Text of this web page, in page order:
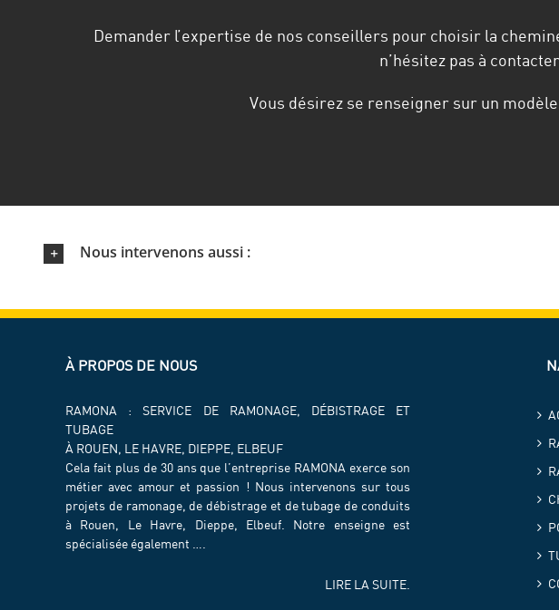
Demander l’expertise de nos conseillers pour choisir la
n’hésitez pas à
Vous désirez se renseigner sur un
Nous intervenons aussi :
À PROPOS DE NOUS
RAMONA : SERVICE DE RAMONAGE, DÉBISTRAGE ET
TUBAGE
À ROUEN, LE HAVRE, DIEPPE, ELBEUF
Cela fait plus de 30 ans que l’entreprise RAMONA exerce son
métier avec amour et passion ! Nous intervenons sur tous
projets de ramonage, de débistrage et de tubage de conduits
à Rouen, Le Havre, Dieppe, Elbeuf. Notre enseigne est
spécialisée également ….
LIRE LA SUITE.